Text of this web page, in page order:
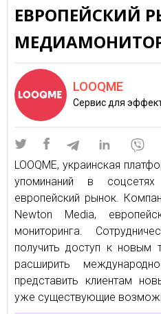
ЕВРОПЕЙСКИЙ
LOOQME
Сервис для
LOOQME, украинская
упоминаний в
европейский рынок.
Newton Media,
мониторинга.
получить доступ к новым
расширить
представить клиентам
уже существующие